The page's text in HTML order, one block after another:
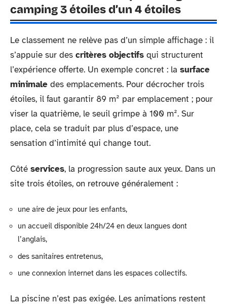
camping 3 étoiles d’un 4 étoiles
Le classement ne relève pas d’un simple affichage : il
s’appuie sur des critères objectifs qui structurent
l’expérience offerte. Un exemple concret : la surface
minimale des emplacements. Pour décrocher trois
étoiles, il faut garantir 89 m² par emplacement ; pour
viser la quatrième, le seuil grimpe à 100 m². Sur
place, cela se traduit par plus d’espace, une
sensation d’intimité qui change tout.
Côté services, la progression saute aux yeux. Dans un
site trois étoiles, on retrouve généralement :
une aire de jeux pour les enfants,
un accueil disponible 24h/24 en deux langues dont
l’anglais,
des sanitaires entretenus,
une connexion internet dans les espaces collectifs.
La piscine n’est pas exigée. Les animations restent